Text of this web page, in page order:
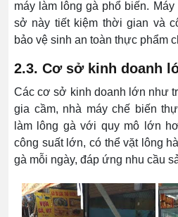
máy làm lông gà phổ biến.
sở này tiết kiệm thời gian và
bảo vệ sinh an toàn thực phẩm
2.3. Cơ sở kinh doanh
Các cơ sở kinh doanh lớn như
gia cầm, nhà máy chế biến
làm lông gà với quy mô lớn
công suất lớn, có thể vặt lông
gà mỗi ngày, đáp ứng nhu cầu